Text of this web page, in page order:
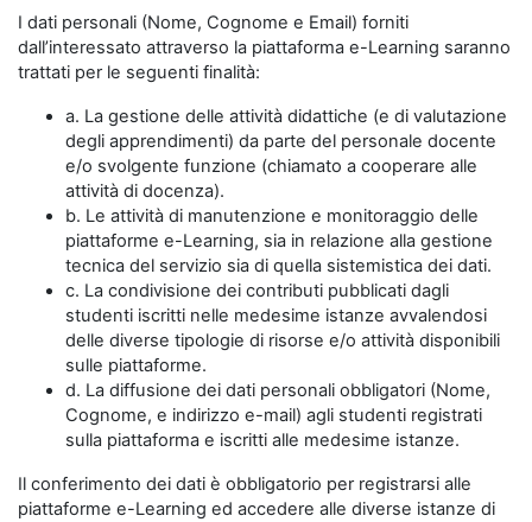
I dati personali (Nome, Cognome e Email) forniti
dall’interessato attraverso la piattaforma e-Learning saranno
trattati per le seguenti finalità:
a. La gestione delle attività didattiche (e di valutazione
degli apprendimenti) da parte del personale docente
e/o svolgente funzione (chiamato a cooperare alle
attività di docenza).
b. Le attività di manutenzione e monitoraggio delle
piattaforme e-Learning, sia in relazione alla gestione
tecnica del servizio sia di quella sistemistica dei dati.
c. La condivisione dei contributi pubblicati dagli
studenti iscritti nelle medesime istanze avvalendosi
delle diverse tipologie di risorse e/o attività disponibili
sulle piattaforme.
d. La diffusione dei dati personali obbligatori (Nome,
Cognome, e indirizzo e-mail) agli studenti registrati
sulla piattaforma e iscritti alle medesime istanze.
Il conferimento dei dati è obbligatorio per registrarsi alle
piattaforme e-Learning ed accedere alle diverse istanze di